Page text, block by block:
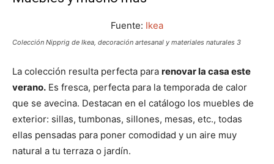
Fuente: Ikea
Colección Nipprig de Ikea, decoración artesanal y materiales naturales 3
La colección resulta perfecta para renovar la casa este
verano. Es fresca, perfecta para la temporada de calor
que se avecina. Destacan en el catálogo los muebles de
exterior: sillas, tumbonas, sillones, mesas, etc., todas
ellas pensadas para poner comodidad y un aire muy
natural a tu terraza o jardín.